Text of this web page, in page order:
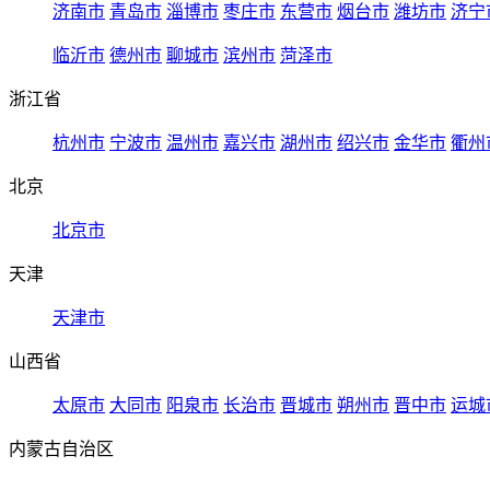
济南市 青岛市 淄博市 枣庄市 东营市 烟台市 潍坊市 济宁
临沂市 德州市 聊城市 滨州市 菏泽市
浙江省
杭州市 宁波市 温州市 嘉兴市 湖州市 绍兴市 金华市 衢州
北京
北京市
天津
天津市
山西省
太原市 大同市 阳泉市 长治市 晋城市 朔州市 晋中市 运城
内蒙古自治区